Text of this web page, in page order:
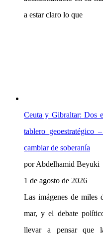
a estar claro lo que
Ceuta y Gibraltar: Dos
tablero geoestratégico
cambiar de soberanía
por Abdelhamid Beyuki
1 de agosto de 2026
Las imágenes de miles
mar, y el debate
llevar a pensar que